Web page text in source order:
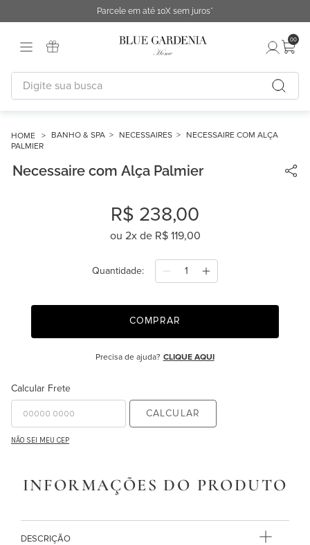
Parcele em até 10X sem juros*
00
Digite sua busca
BANHO & SPA NECESSAIRES
NECESSAIRE COM ALÇA
PALMIER
Necessaire com Alça Palmier
R$ 238,00
ou 2x de R$ 119,00
Quantidade
COMPRAR
Precisa de ajuda? CLIQUE AQUI
Calcular Frete
CALCULAR
NÃO SEI MEU CEP
INFORMAÇÕES DO PRODUTO
DESCRIÇÃO
1º
fronha
4º
capa duvet
5º
chinelo
7º
necessaire
8º
cobertor
10º majorelle